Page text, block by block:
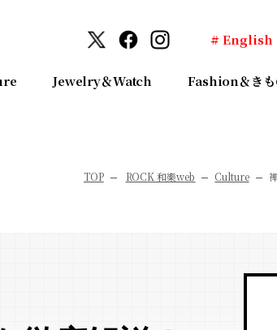
# English
Jewelry＆Watch Fashion＆きも
TOP ROCK 和樂web Culture